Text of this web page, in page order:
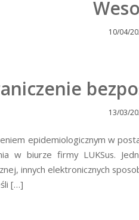
10/04/
13/03/
epidemiologicznym w
w biurze firmy LUKSus.
innych elektronicznych
[…]